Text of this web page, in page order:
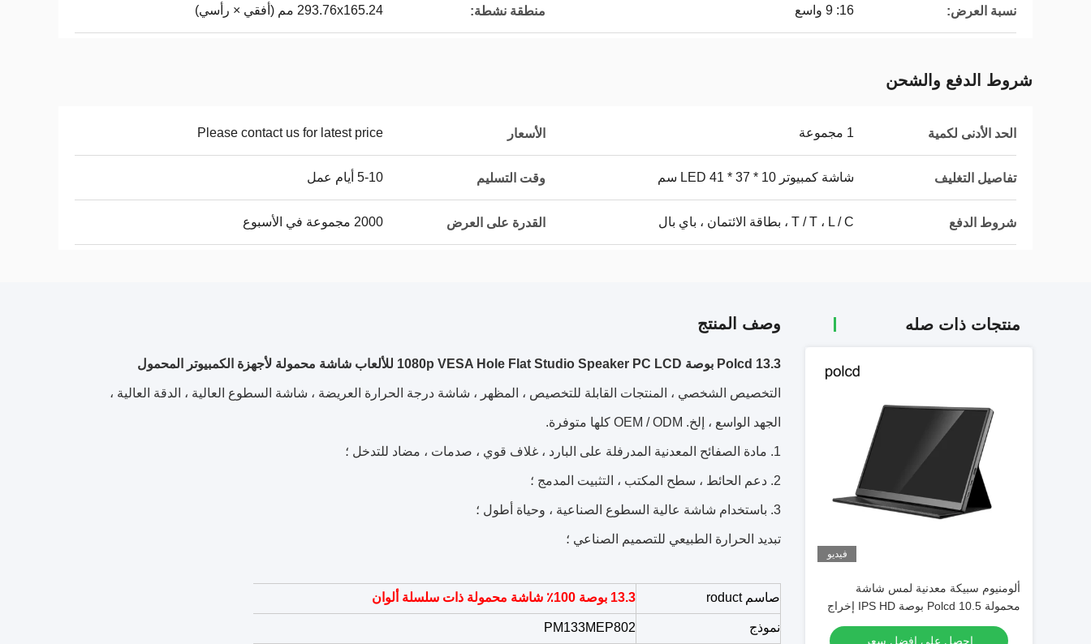
نسبة العرض: 16: 9 واسع منطقة نشطة: 293.76x165.24 مم (أفقي × رأسي)
شروط الدفع والشحن
الحد الأدنى لكمية 1 مجموعة الأسعار Please contact us for latest price
تفاصيل التغليف شاشة كمبيوتر LED 41 * 37 * 10 سم وقت التسليم 5-10 أيام عمل
شروط الدفع T / T ، L / C ، بطاقة الائتمان ، باي بال القدرة على العرض 2000 مجموعة في الأسبوع
منتجات ذات صله
فيديو
ألومنيوم سبيكة معدنية لمس شاشة
محمولة Polcd 10.5 بوصة IPS HD إخراج
الصوت
احصل على افضل سعر
وصف المنتج
Polcd 13.3 بوصة 1080p VESA Hole Flat Studio Speaker PC LCD للألعاب شاشة محمولة لأجهزة الكمبيوتر المحمول
التخصيص الشخصي ، المنتجات القابلة للتخصيص ، المظهر ، شاشة درجة الحرارة العريضة ، شاشة السطوع العالية ، الدقة العالية ،
الجهد الواسع ، إلخ. OEM / ODM كلها متوفرة.
1. مادة الصفائح المعدنية المدرفلة على البارد ، غلاف قوي ، صدمات ، مضاد للتدخل ؛
2. دعم الحائط ، سطح المكتب ، التثبيت المدمج ؛
3. باستخدام شاشة عالية السطوع الصناعية ، وحياة أطول ؛
تبديد الحرارة الطبيعي للتصميم الصناعي ؛
صاسم roduct 13.3 بوصة 100٪ شاشة محمولة ذات سلسلة ألوان
نموذج PM133MEP802